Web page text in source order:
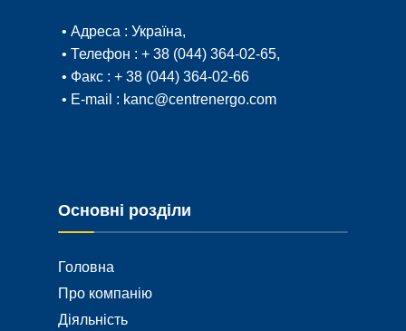
• Адреса : Україна,
• Телефон : + 38 (044) 364-02-65,
• Факс : + 38 (044) 364-02-66
• E-mail : kanc@centrenergo.com
Основні розділи
Головна
Про компанію
Діяльність